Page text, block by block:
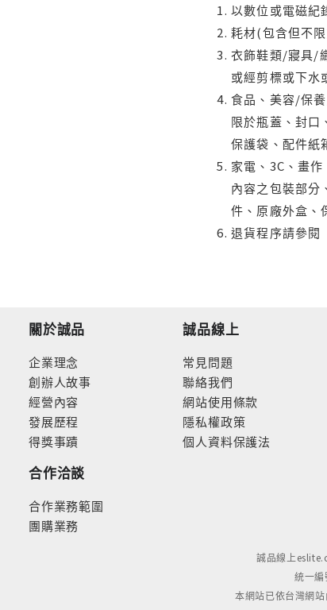
以數位或電磁紀
耗材(包含但不
衣飾鞋類/寢具/
或經剪標或下水
食品、美容/保
限於瓶蓋、封口
保護袋、配件紙
家電、3C、畫
內容之包裝部分
件、原廠外盒、
退貨程序請參
關於誠品
企業理念
創辦人故事
經營內容
發展歷程
得獎事蹟
合作洽談
合作業務範圍
團購業務
誠品線上
常見問題
聯絡我們
網站使用條款
隱私權政策
個人資料保護法
誠品線上
統一
本網站已依台灣網